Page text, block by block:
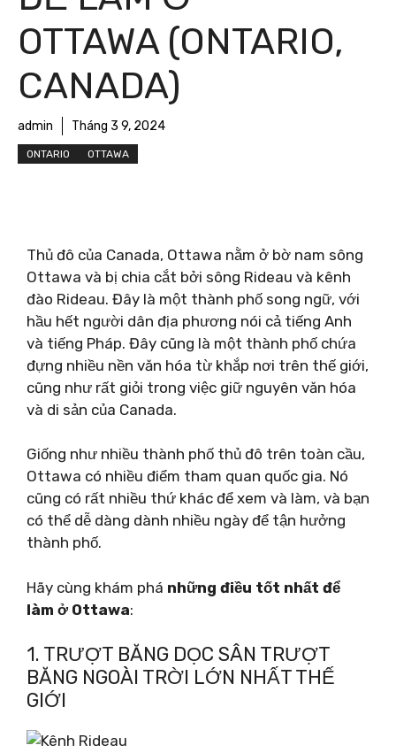
OTTAWA (ONTARIO,
CANADA)
admin Tháng 3 9, 2024
ONTARIO OTTAWA
Thủ đô của Canada, Ottawa nằm ở bờ nam sông
Ottawa và bị chia cắt bởi sông Rideau và kênh
đào Rideau. Đây là một thành phố song ngữ, với
hầu hết người dân địa phương nói cả tiếng Anh
và tiếng Pháp. Đây cũng là một thành phố chứa
đựng nhiều nền văn hóa từ khắp nơi trên thế giới,
cũng như rất giỏi trong việc giữ nguyên văn hóa
và di sản của Canada.
Giống như nhiều thành phố thủ đô trên toàn cầu,
Ottawa có nhiều điểm tham quan quốc gia. Nó
cũng có rất nhiều thứ khác để xem và làm, và bạn
có thể dễ dàng dành nhiều ngày để tận hưởng
thành phố.
Hãy cùng khám phá những điều tốt nhất để
làm ở Ottawa:
1. TRƯỢT BĂNG DỌC SÂN TRƯỢT
BĂNG NGOÀI TRỜI LỚN NHẤT THẾ
GIỚI